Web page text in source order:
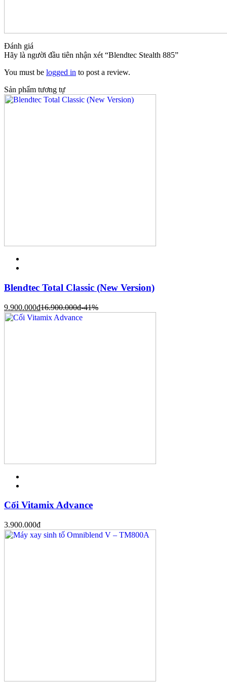
Đánh giá
Hãy là người đầu tiên nhận xét “Blendtec Stealth 885”
You must be logged in to post a review.
Sản phẩm tương tự
Blendtec Total Classic (New Version)
9.900.000đ16.900.000đ-41%
Cối Vitamix Advance
3.900.000đ